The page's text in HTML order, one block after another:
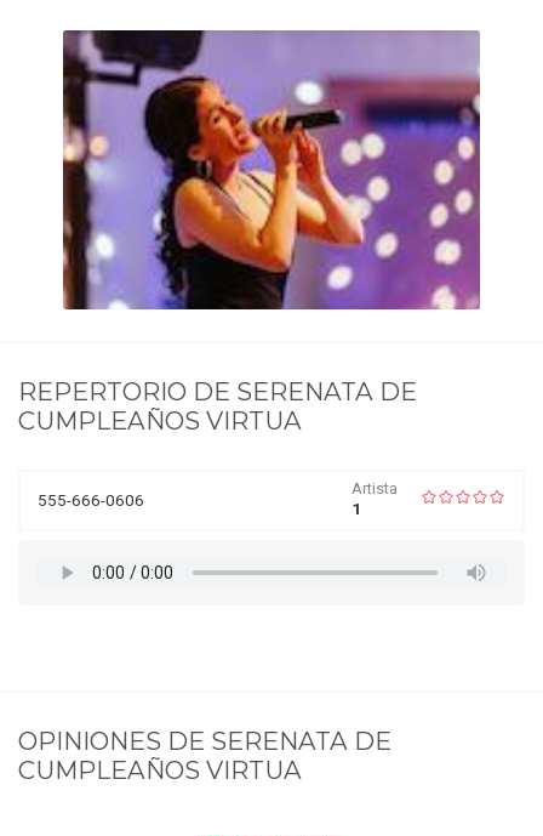
REPERTORIO DE SERENATA DE
CUMPLEAÑOS VIRTUA
555-666-0606
Artista
1
OPINIONES DE SERENATA DE
CUMPLEAÑOS VIRTUA